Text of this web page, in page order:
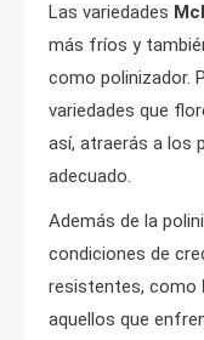
Las variedades
más fríos y
como polinizador.
variedades que
así, atraerás a los
adecuado.
Además de la
condiciones de
resistentes, como
aquellos que